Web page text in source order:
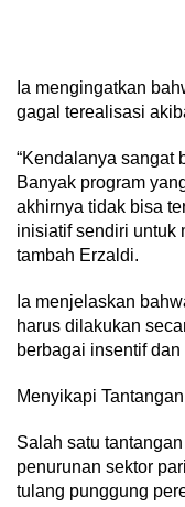
Ia mengingatkan
gagal terealisasi
“Kendalanya sangat
Banyak program
akhirnya tidak bisa
inisiatif sendiri untuk
tambah Erzaldi.
Ia menjelaskan
harus dilakukan
berbagai insentif
Menyikapi
Salah satu
penurunan sektor
tulang punggung